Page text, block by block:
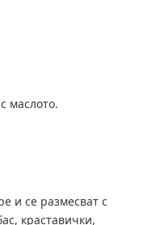
маслото.
и се размесват с
краставички,